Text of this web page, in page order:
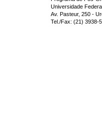
Universidade
Av. Pasteur, 250 -
Tel./Fax: (21) 3938-